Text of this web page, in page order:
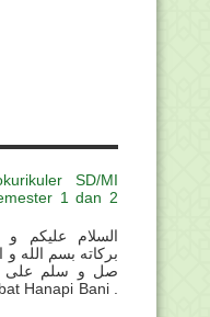
SD/MI
1 dan 2
السلام عليكم
بركاته بسم الله و
صل و سلم على